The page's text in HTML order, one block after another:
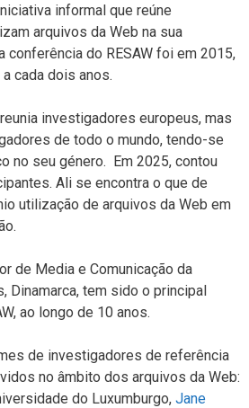
informal que reúne
arquivos da Web na sua
conferência do RESAW foi em 2015,
cada dois anos.
investigadores europeus, mas
de todo o mundo, tendo-se
no seu género. Em 2025, contou
Ali se encontra o que de
utilização de arquivos da Web em
de Media e Comunicação da
Dinamarca, tem sido o principal
ao longo de 10 anos.
de investigadores de referência
no âmbito dos arquivos da Web:
do Luxumburgo, Jane